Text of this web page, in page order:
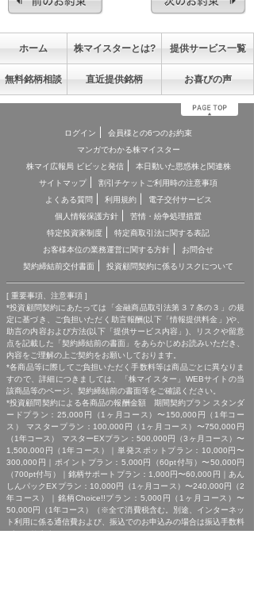
ホーム 株マイスターとは? 提供サービス一覧
無料銘柄相談 直近提供銘柄 お喜びの声
ログイン
会員様との6つのお約束
マンガでわかる株マイスター
株マイ広報局 ビビッと発信
本日動いた思惑株と関連株
サイトマップ
割引チケットご利用時の注意事項
よくある質問
利用規約
電子交付サービス
個人情報保護方針
苦情・紛争処理措置
特定投資家制度
特定商取引法に関する表記
お客様本位の業務運営に関する方針
お問合せ
契約締結前交付書面
投資顧問契約に係るリスクについて
[ 重要事項、注意事項 ]
*投資顧問契約にあたっては「金融商品取引法第３７条の３」の規
定に基づき、ご負担いただく助言報酬(以下「情報提供料金」)や、
助言の内容および方法(以下「提供サービス内容」)、リスクや留意
点を記載した「契約締結前の書面」をあらかじめお読みいただき、
内容をご理解の上ご契約をお願いしております。
*各商品等に際してご負担いただく手数料等は商品ごとに異なりま
すので、詳細につきましては、「株マイスター」WEBサイトの当
該商品等のページ、契約締結前の書面等をご確認ください。
*投資顧問契約による各商品の報酬金額 期間契約プラン スタンダ
ードプラン：25,000円（1ヶ月コース）〜150,000円（1年コー
ス） マスタープラン：100,000円（1ヶ月コース）〜750,000円
（1年コース） マスターEXプラン：500,000円（3ヶ月コース）〜
1,500,000円（1年コース）｜単発スポットプラン：10,000円〜
300,000円｜ポイントプラン：5,000円（60pt付与）〜50,000円
（700pt付与）｜銘柄サポートプラン：1,000円〜60,000円｜あん
しんパックEXプラン：10,000円（1ヶ月コース）〜240,000円（2
年コース）｜銘柄Choice!!プラン：5,000円（1ヶ月コース）〜
50,000円（1年コース）（※全て消費税含む。別途、インターネッ
ト利用に係る通信費および、振込でのお申込みの場合は振込手数料
がかかります。）